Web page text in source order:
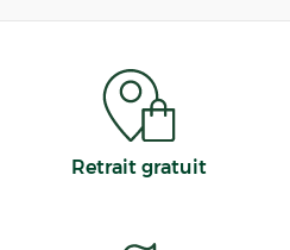
Retrait gratuit